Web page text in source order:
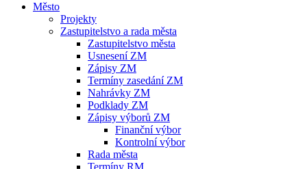
Město
Projekty
Zastupitelstvo a rada města
Zastupitelstvo města
Usnesení ZM
Zápisy ZM
Termíny zasedání ZM
Nahrávky ZM
Podklady ZM
Zápisy výborů ZM
Finanční výbor
Kontrolní výbor
Rada města
Termíny RM